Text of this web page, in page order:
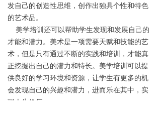
发自己的创造性思维，创作出独具个性和特色
的艺术品。
美学培训还可以帮助学生发现和发展自己的
才能和潜力。美术是一项需要天赋和技能的艺
术，但是只有通过不断的实践和培训，才能真
正挖掘出自己的潜力和特长。美学培训可以提
供良好的学习环境和资源，让学生有更多的机
会发现自己的兴趣和潜力，进而乐在其中，实
现人生价值。